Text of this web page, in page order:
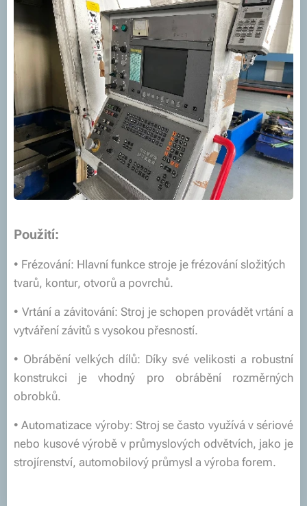
Použití:
• Frézování: Hlavní funkce stroje je frézování složitých
tvarů, kontur, otvorů a povrchů.
• Vrtání a závitování: Stroj je schopen provádět vrtání a
vytváření závitů s vysokou přesností.
• Obrábění velkých dílů: Díky své velikosti a robustní
konstrukci je vhodný pro obrábění rozměrných
obrobků.
• Automatizace výroby: Stroj se často využívá v sériové
nebo kusové výrobě v průmyslových odvětvích, jako je
strojírenství, automobilový průmysl a výroba forem.